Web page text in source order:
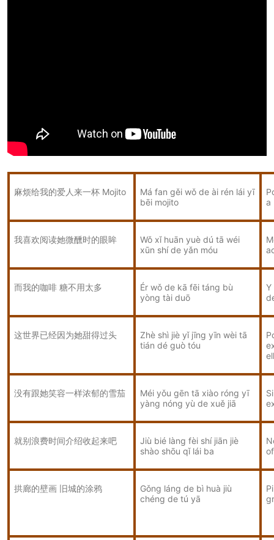
麻烦给我的爱人来一杯 Mojito
Má fan gěi wǒ de ài rén lái yī
bēi mojito
a
我喜欢阅读她微醺时的眼眸
Wǒ xǐ huān yuè dú tā wéi
xūn shí de yǎn móu
而我的咖啡 糖不用太多
Ér wǒ de kā fēi táng bù
yòng tài duō
Y
这世界已经因为她甜得过头
Zhè shì jiè yǐ jīng yīn wèi tā
tián dé guò tóu
没有跟她笑容一样浓郁的雪茄
Méi yǒu gēn tā xiào róng yī
yàng nóng yù de xuě jiā
就别浪费时间介绍收起来吧
Jiù bié làng fèi shí jiān jiè
shào shōu qǐ lái ba
拱廊的壁画 旧城的涂鸦
Gǒng láng de bì huà jiù
chéng de tú yā